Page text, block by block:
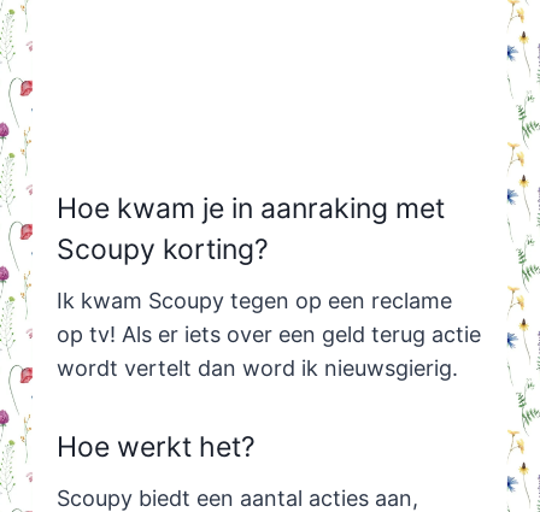
Hoe kwam je in aanraking met
Scoupy korting?
Ik kwam Scoupy tegen op een reclame
op tv! Als er iets over een geld terug actie
wordt vertelt dan word ik nieuwsgierig.
Hoe werkt het?
Scoupy biedt een aantal acties aan,